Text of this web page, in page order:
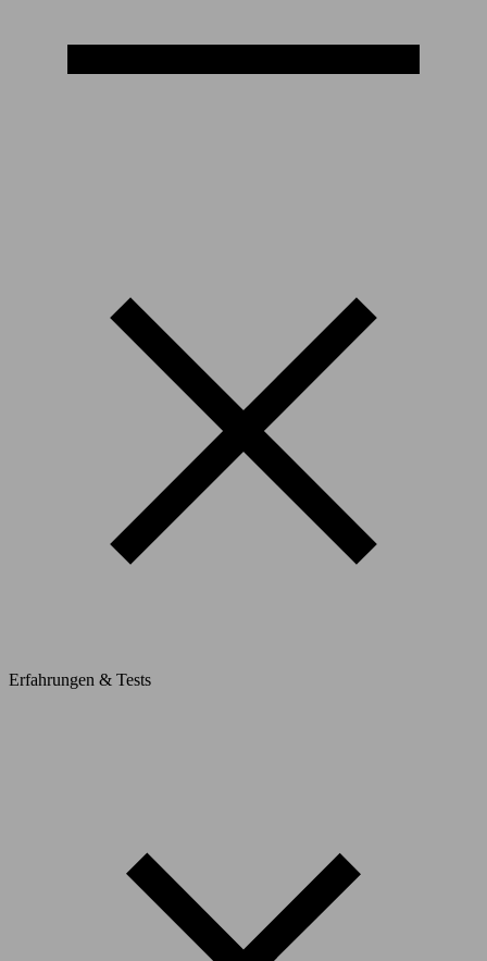
Erfahrungen & Tests